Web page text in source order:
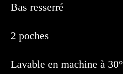
Bas resserré
2 poches
Lavable en machine à 30°